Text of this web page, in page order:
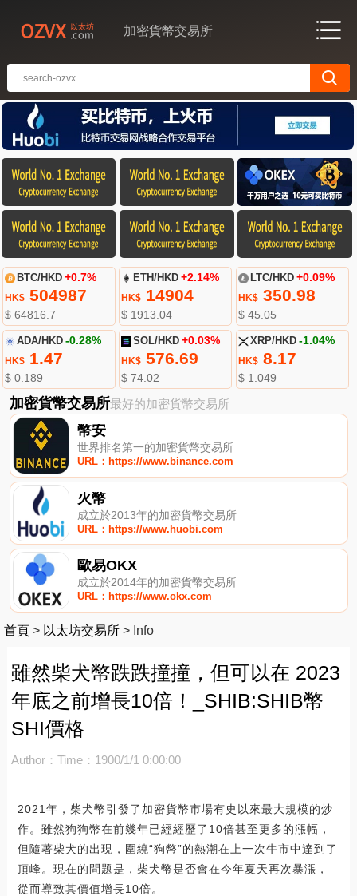
加密貨幣交易所
BTC/HKD +0.7%
HK$504987
$ 64816.7
ETH/HKD +2.14%
HK$ 14904
$ 1913.04
LTC/HKD +0.09%
HK$350.98
$ 45.05
ADA/HKD -0.28%
HK$1.47
$ 0.189
SOL/HKD +0.03%
HK$ 576.69
$ 74.02
XRP/HKD -1.04%
HK$8.17
$ 1.049
加密貨幣交易所最好的加密貨幣交易所
幣安
世界排名第一的加密貨幣交易所
URL：https://www.binance.com
火幣
成立於2013年的加密貨幣交易所
URL：https://www.huobi.com
歐易OKX
成立於2014年的加密貨幣交易所
URL：https://www.okx.com
首頁 > 以太坊交易所 > Info
雖然柴犬幣跌跌撞撞，但可以在 2023
年底之前增長10倍！_SHIB:SHIB幣
SHI價格
Author： Time：1900/1/1 0:00:00
2021年，柴犬幣引發了加密貨幣市場有史以來最大規模的炒
作。雖然狗狗幣在前幾年已經經歷了10倍甚至更多的漲幅，
但隨著柴犬的出現，圍繞“狗幣”的熱潮在上一次牛市中達到了
頂峰。現在的問題是，柴犬幣是否會在今年夏天再次暴漲，
從而導致其價值增長10倍。